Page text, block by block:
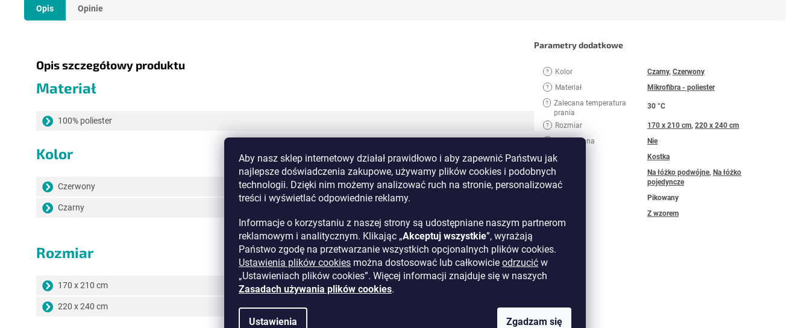
Aby nasz sklep internetowy działał prawidłowo i aby zapewnić Państwu jak
najlepsze doświadczenia zakupowe, używamy plików cookies i podobnych
technologii. Dzięki nim możemy analizować ruch na stronie, personalizować
treści i wyświetlać odpowiednie reklamy.
Informacje o korzystaniu z naszej strony są udostępniane naszym partnerom
reklamowym i analitycznym. Klikając „Akceptuj wszystkie”, wyrażają
Państwo zgodę na przetwarzanie wszystkich opcjonalnych plików cookies.
Ustawienia plików cookies można dostosować lub całkowicie odrzucić w
„Ustawieniach plików cookies”. Więcej informacji znajduje się w naszych
Zasadach używania plików cookies.
Ustawienia Zgadzam się
Opis Opinie
Opis szczegółowy produktu
Materiał
100% poliester
Kolor
Czerwony
Czarny
Rozmiar
170 x 210 cm
220 x 240 cm
Parametry dodatkowe
? Kolor Czarny,Czerwony
? Materiał Mikrofibra - poliester
?
Zalecana temperatura
prania
30 °C
? Rozmiar 170 x 210 cm,220 x 240 cm
Dwustronna
Nie
Motyw
Kostka
Typ
Na łóżko podwójne,Na łóżko
pojedyncze
Pikowany
Z wzorem